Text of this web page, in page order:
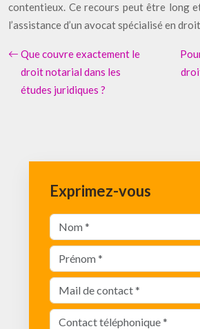
contentieux. Ce recours peut être long
l’assistance d’un avocat spécialisé en
Que couvre exactement le
droit notarial dans les
études juridiques ?
Exprimez-vous